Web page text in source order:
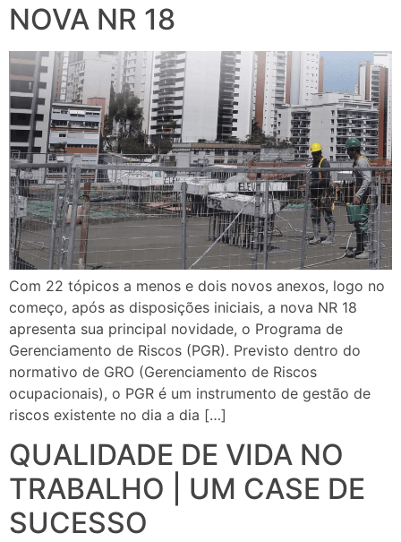
NOVA NR 18
Com 22 tópicos a menos e dois novos anexos, logo no
começo, após as disposições iniciais, a nova NR 18
apresenta sua principal novidade, o Programa de
Gerenciamento de Riscos (PGR). Previsto dentro do
normativo de GRO (Gerenciamento de Riscos
ocupacionais), o PGR é um instrumento de gestão de
riscos existente no dia a dia […]
QUALIDADE DE VIDA NO
TRABALHO | UM CASE DE
SUCESSO